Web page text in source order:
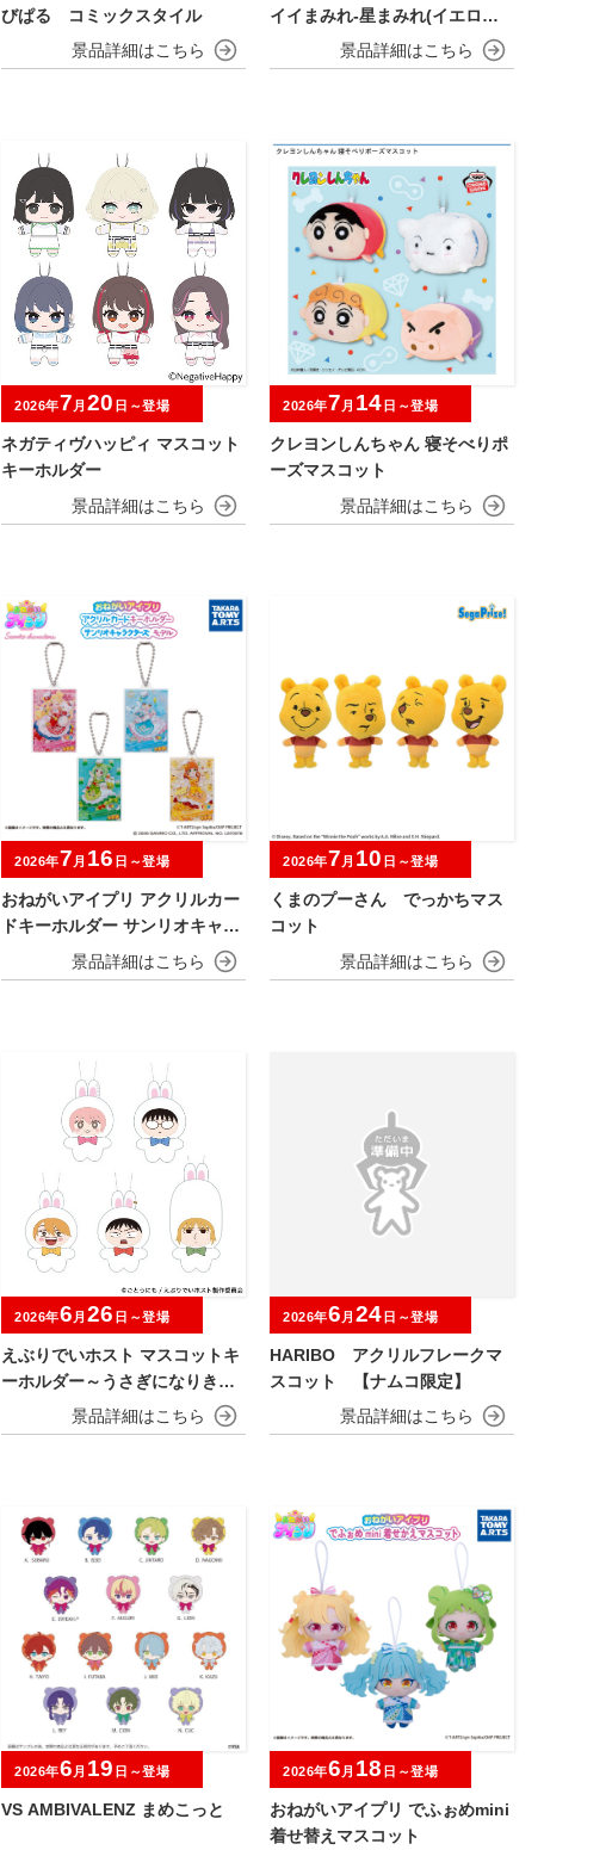
びぱる コミックスタイル
イイまみれ-星まみれ(イエロー)-
マスコット
ネガティヴハッピィ マスコット
キーホルダー
2026年7 月 20 日～登場
クレヨンしんちゃん 寝そべりポ
ーズマスコット
2026年7 月 14 日～登場
おねがいアイプリ アクリルカー
ドキーホルダー サンリオキャラ
クターズモデル
2026年7 月 16 日～登場
くまのプーさん でっかちマス
コット
2026年7 月 10 日～登場
えぶりでいホスト マスコットキ
ーホルダー～うさぎになりきら
2026年6 月 26 日～登場
HARIBO アクリルフレークマ
スコット 【ナムコ限定】
2026年6 月 24 日～登場
VS AMBIVALENZ まめこっと
2026年6 月 19 日～登場
おねがいアイプリ でふぉめmini
着せ替えマスコット
2026年6 月 18 日～登場